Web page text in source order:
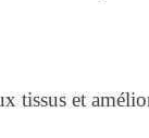
tissus et